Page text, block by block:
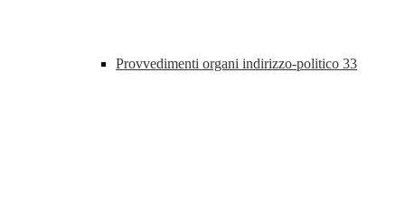
Provvedimenti organi indirizzo-politico 33